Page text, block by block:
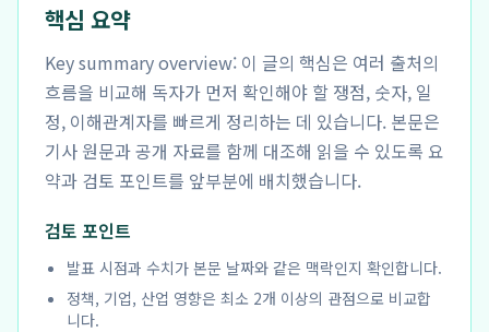
핵심 요약
Key summary overview: 이 글의 핵심은 여러 출처의
흐름을 비교해 독자가 먼저 확인해야 할 쟁점, 숫자, 일
정, 이해관계자를 빠르게 정리하는 데 있습니다. 본문은
기사 원문과 공개 자료를 함께 대조해 읽을 수 있도록 요
약과 검토 포인트를 앞부분에 배치했습니다.
검토 포인트
발표 시점과 수치가 본문 날짜와 같은 맥락인지 확인합니다.
정책, 기업, 산업 영향은 최소 2개 이상의 관점으로 비교합
니다.